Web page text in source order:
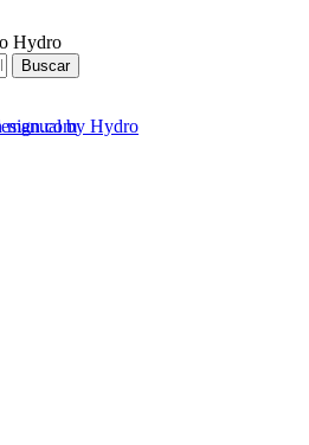
Hydro
Buscar
manual by Hydro